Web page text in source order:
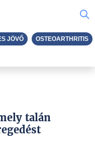
talán
JÖVŐ OSTEOARTHRITIS